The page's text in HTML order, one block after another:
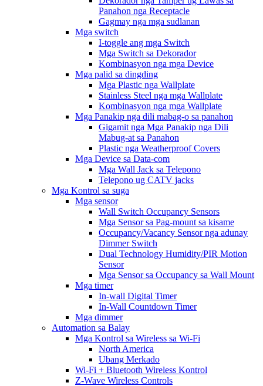
Panahon nga Receptacle
Gagmay nga mga sudlanan
Mga switch
I-toggle ang mga Switch
Mga Switch sa Dekorador
Kombinasyon nga mga Device
Mga palid sa dingding
Mga Plastic nga Wallplate
Stainless Steel nga mga Wallplate
Kombinasyon nga mga Wallplate
Mga Panakip nga dili mabag-o sa panahon
Gigamit nga Mga Panakip nga Dili
Mabug-at sa Panahon
Plastic nga Weatherproof Covers
Mga Device sa Data-com
Mga Wall Jack sa Telepono
Telepono ug CATV jacks
Mga Kontrol sa suga
Mga sensor
Wall Switch Occupancy Sensors
Mga Sensor sa Pag-mount sa kisame
Occupancy/Vacancy Sensor nga adunay
Dimmer Switch
Dual Technology Humidity/PIR Motion
Sensor
Mga Sensor sa Occupancy sa Wall Mount
Mga timer
In-wall Digital Timer
In-Wall Countdown Timer
Mga dimmer
Automation sa Balay
Mga Kontrol sa Wireless sa Wi-Fi
North America
Ubang Merkado
Wi-Fi + Bluetooth Wireless Kontrol
Z-Wave Wireless Controls